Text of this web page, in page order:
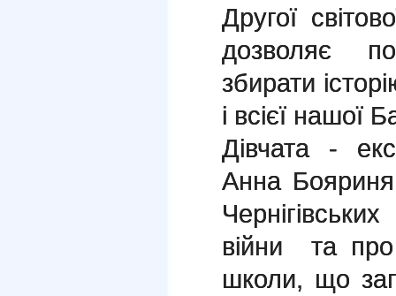
Другої
дозволяє
збирати
і всієї нашої
Дівчата -
Анна
війни та про
школи, що